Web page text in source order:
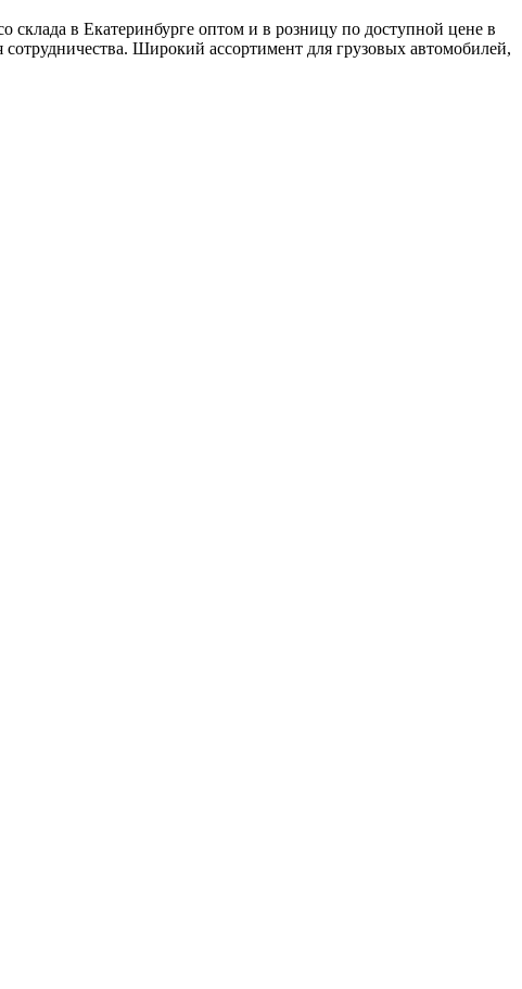
в Екатеринбурге оптом и в розницу по доступной цене в
Широкий ассортимент для грузовых автомобилей,